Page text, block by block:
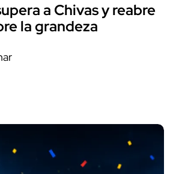
a Chivas y reabre
la grandeza